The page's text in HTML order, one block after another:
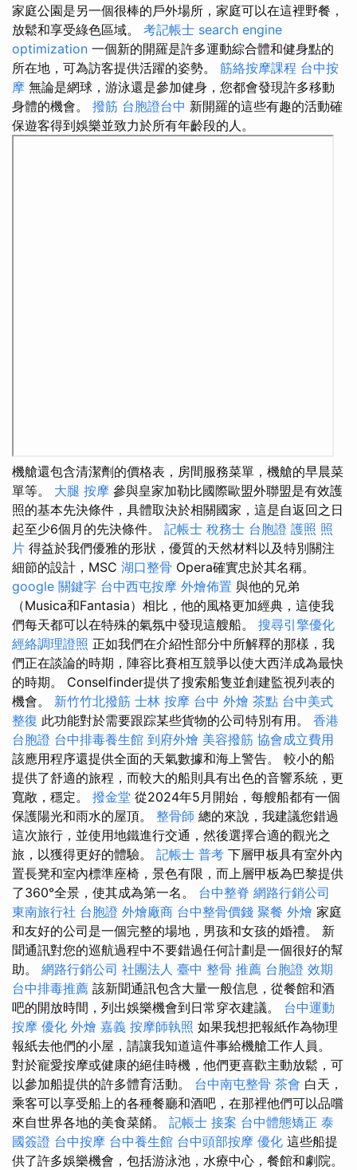
家庭公園是另一個很棒的戶外場所，家庭可以在這裡野餐，
放鬆和享受綠色區域。 考記帳士 search engine
optimization 一個新的開羅是許多運動綜合體和健身點的
所在地，可為訪客提供活躍的姿勢。 筋絡按摩課程 台中按
摩 無論是網球，游泳還是參加健身，您都會發現許多移動
身體的機會。 撥筋 台胞證台中 新開羅的這些有趣的活動確
保遊客得到娛樂並致力於所有年齡段的人。
機艙還包含清潔劑的價格表，房間服務菜單，機艙的早晨菜
單等。 大腿 按摩 參與皇家加勒比國際歐盟外聯盟是有效護
照的基本先決條件，具體取決於相關國家，這是自返回之日
起至少6個月的先決條件。 記帳士 稅務士 台胞證 護照 照
片 得益於我們優雅的形狀，優質的天然材料以及特別關注
細節的設計，MSC 湖口整骨 Opera確實忠於其名稱。
google 關鍵字 台中西屯按摩 外燴佈置 與他的兄弟
（Musica和Fantasia）相比，他的風格更加經典，這使我
們每天都可以在特殊的氣氛中發現這艘船。 搜尋引擎優化
經絡調理證照 正如我們在介紹性部分中所解釋的那樣，我
們正在談論的時期，陣容比賽相互競爭以使大西洋成為最快
的時期。 Conselfinder提供了搜索船隻並創建監視列表的
機會。 新竹竹北撥筋 士林 按摩 台中 外燴 茶點 台中美式
整復 此功能對於需要跟踪某些貨物的公司特別有用。 香港
台胞證 台中排毒養生館 到府外燴 美容撥筋 協會成立費用
該應用程序還提供全面的天氣數據和海上警告。 較小的船
提供了舒適的旅程，而較大的船則具有出色的音響系統，更
寬敞，穩定。 撥金堂 從2024年5月開始，每艘船都有一個
保護陽光和雨水的屋頂。 整骨師 總的來說，我建議您錯過
這次旅行，並使用地鐵進行交通，然後選擇合適的觀光之
旅，以獲得更好的體驗。 記帳士 普考 下層甲板具有室外內
置長凳和室內標準座椅，景色有限，而上層甲板為巴黎提供
了360°全景，使其成為第一名。 台中整脊 網路行銷公司
東南旅行社 台胞證 外燴廠商 台中整骨價錢 聚餐 外燴 家庭
和友好的公司是一個完整的場地，男孩和女孩的婚禮。 新
聞通訊對您的巡航過程中不要錯過任何計劃是一個很好的幫
助。 網路行銷公司 社團法人 臺中 整骨 推薦 台胞證 效期
台中排毒推薦 該新聞通訊包含大量一般信息，從餐館和酒
吧的開放時間，列出娛樂機會到日常穿衣建議。 台中運動
按摩 優化 外燴 嘉義 按摩師執照 如果我想把報紙作為物理
報紙去他們的小屋，請讓我知道這件事給機艙工作人員。
對於寵愛按摩或健康的絕佳時機，他們更喜歡主動放鬆，可
以參加船提供的許多體育活動。 台中南屯整骨 茶會 白天，
乘客可以享受船上的各種餐廳和酒吧，在那裡他們可以品嚐
來自世界各地的美食菜餚。 記帳士 接案 台中體態矯正 泰
國簽證 台中按摩 台中養生館 台中頭部按摩 優化 這些船提
供了許多娛樂機會，包括游泳池，水療中心，餐館和劇院。